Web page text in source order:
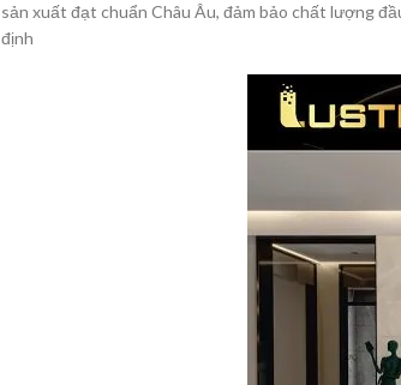
sản xuất đạt chuẩn Châu Âu, đảm bảo chất lượng
định